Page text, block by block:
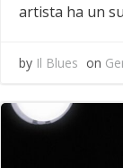
artista ha un
by Il Blues on